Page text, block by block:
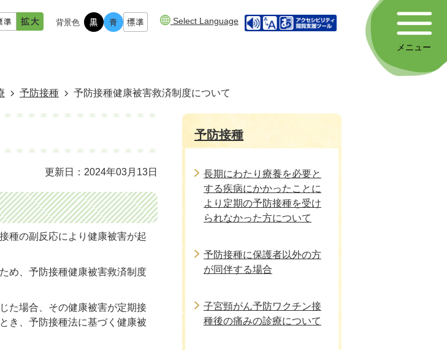
背景色 Select Language
メニュー
予防接種 予防接種健康被害救済制度について
更新日：2024年03月13日
種の副反応により健康被害が起
め、予防接種健康被害救済制度
た場合、その健康被害が定期接
き、予防接種法に基づく健康被
予防接種
長期にわたり療養を必要と
する疾病にかかったことに
より定期の予防接種を受け
られなかった方について
予防接種に保護者以外の方
が同伴する場合
子宮頸がん予防ワクチン接
種後の痛みの診療について